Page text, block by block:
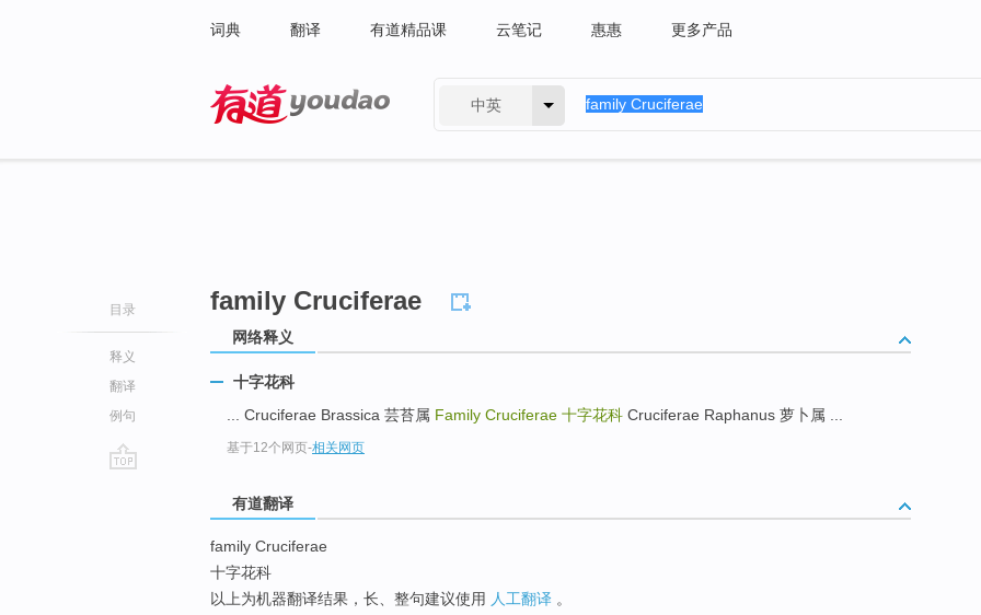
词典 翻译 有道精品课 云笔记 惠惠 更多产品
中英
目录
释义
翻译
例句
family Cruciferae
网络释义
十字花科
... Cruciferae Brassica 芸苔属 Family Cruciferae 十字花科 Cruciferae Raphanus 萝卜属 ...
基于12个网页-相关网页
有道翻译
family Cruciferae
十字花科
以上为机器翻译结果，长、整句建议使用 人工翻译 。